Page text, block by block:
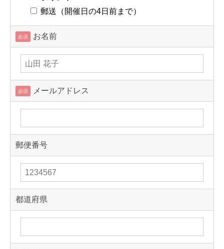
郵送（開催日の4日前まで）
必須 お名前
必須 メールアドレス
郵便番号
都道府県